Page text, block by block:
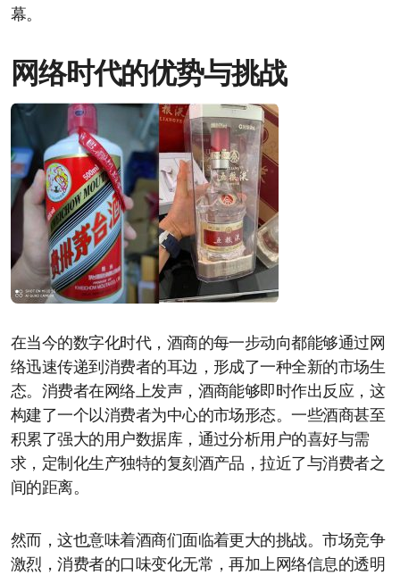
幕。
网络时代的优势与挑战
在当今的数字化时代，酒商的每一步动向都能够通过网
络迅速传递到消费者的耳边，形成了一种全新的市场生
态。消费者在网络上发声，酒商能够即时作出反应，这
构建了一个以消费者为中心的市场形态。一些酒商甚至
积累了强大的用户数据库，通过分析用户的喜好与需
求，定制化生产独特的复刻酒产品，拉近了与消费者之
间的距离。
然而，这也意味着酒商们面临着更大的挑战。市场竞争
激烈，消费者的口味变化无常，再加上网络信息的透明